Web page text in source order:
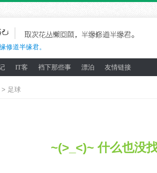
修道半缘君。
IT客 裆下那些事 漂泊 友情链接
> 足球
~(>_<)~ 什么也没